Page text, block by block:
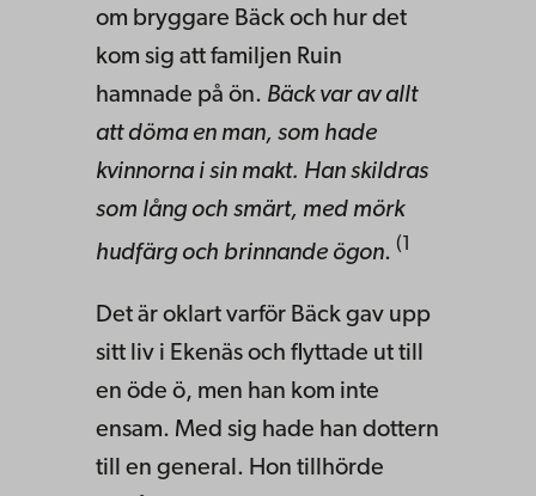
om bryggare Bäck och hur det
kom sig att familjen Ruin
hamnade på ön. Bäck var av allt
att döma en man, som hade
kvinnorna i sin makt. Han skildras
som lång och smärt, med mörk
hudfärg och brinnande ögon. (1
Det är oklart varför Bäck gav upp
sitt liv i Ekenäs och flyttade ut till
en öde ö, men han kom inte
ensam. Med sig hade han dottern
till en general. Hon tillhörde